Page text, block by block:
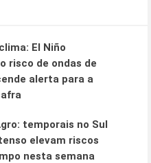
El Niño
risco de ondas de
alerta para a
temporais no Sul
elevam riscos
nesta semana